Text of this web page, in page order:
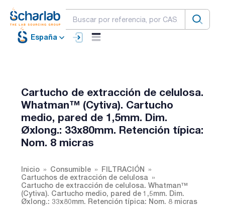
España
Cartucho de extracción de celulosa.
Whatman™ (Cytiva). Cartucho
medio, pared de 1,5mm. Dim.
Øxlong.: 33x80mm. Retención típica:
Nom. 8 micras
Inicio Consumible
FILTRACIÓN
Cartuchos de extracción de celulosa
Cartucho de extracción de celulosa. Whatman™
(Cytiva). Cartucho medio, pared de 1,5mm. Dim.
Øxlong.: 33x80mm. Retención típica: Nom. 8 micras